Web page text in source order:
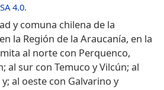
4.0.
y comuna chilena de la
en la Región de la Araucanía, en la
al norte con Perquenco,
al sur con Temuco y Vilcún; al
al oeste con Galvarino y